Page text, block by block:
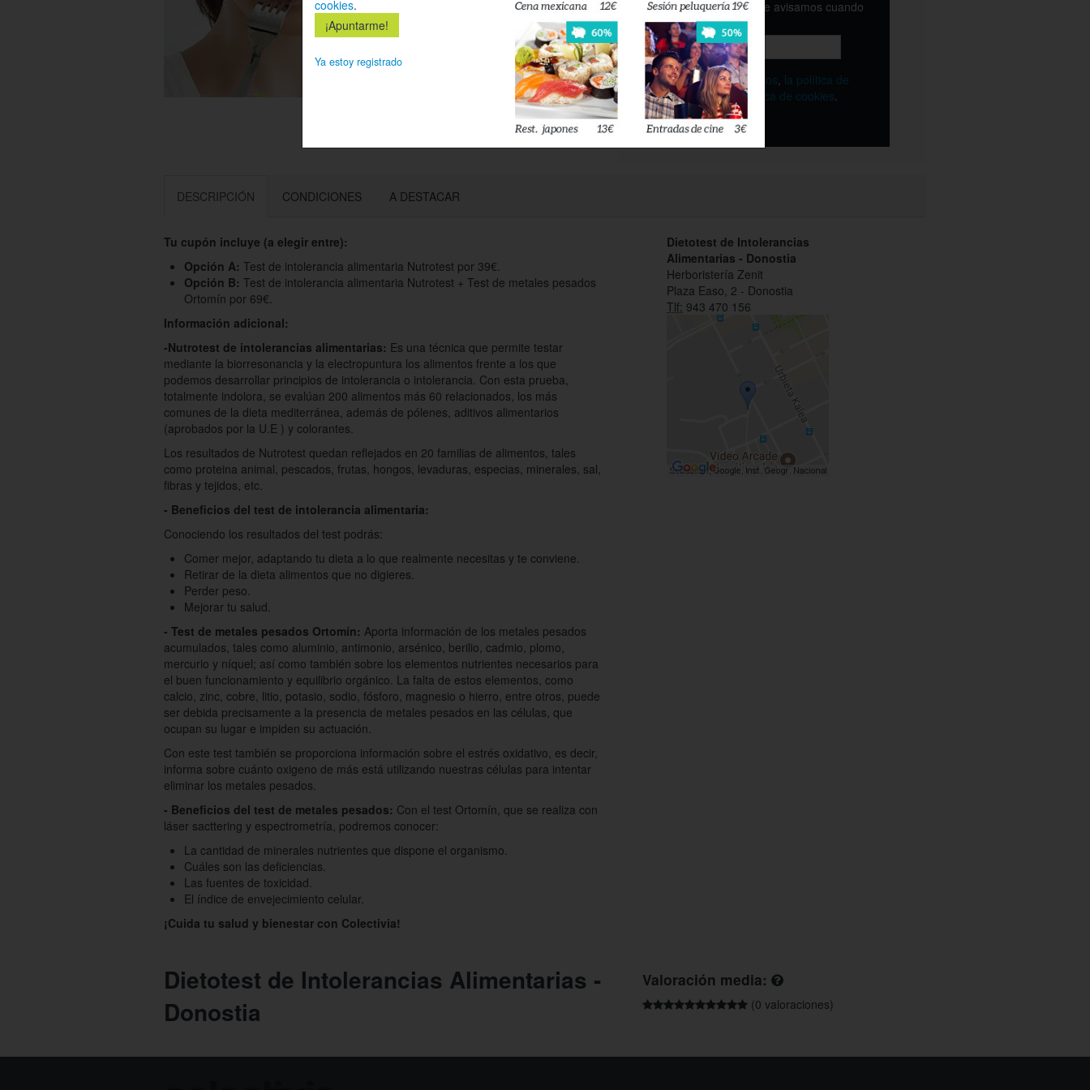
Déjanos tu email y te avisamos cuando
esté disponible
Acepto lostérminos, la política de
privacidadyla política de cookies.
DESCRIPCIÓN CONDICIONES A DESTACAR
Tu cupón incluye (a elegir entre):
Opción A: Test de intolerancia alimentaria Nutrotest por 39€.
Opción B: Test de intolerancia alimentaria Nutrotest + Test de metales pesados
Ortomín por 69€.
Información adicional:
-Nutrotest de intolerancias alimentarias: Es una técnica que permite testar
mediante la biorresonancia y la electropuntura los alimentos frente a los que
podemos desarrollar principios de intolerancia o intolerancia. Con esta prueba,
totalmente indolora, se evalúan 200 alimentos más 60 relacionados, los más
comunes de la dieta mediterránea, además de pólenes, aditivos alimentarios
(aprobados por la U.E ) y colorantes.
Los resultados de Nutrotest quedan reflejados en 20 familias de alimentos, tales
como proteina animal, pescados, frutas, hongos, levaduras, especias, minerales, sal,
fibras y tejidos, etc.
- Beneficios del test de intolerancia alimentaria:
Conociendo los resultados del test podrás:
Comer mejor, adaptando tu dieta a lo que realmente necesitas y te conviene.
Retirar de la dieta alimentos que no digieres.
Perder peso.
Mejorar tu salud.
- Test de metales pesados Ortomín: Aporta información de los metales pesados
acumulados, tales como aluminio, antimonio, arsénico, berilio, cadmio, plomo,
mercurio y níquel; así como también sobre los elementos nutrientes necesarios para
el buen funcionamiento y equilibrio orgánico. La falta de estos elementos, como
calcio, zinc, cobre, litio, potasio, sodio, fósforo, magnesio o hierro, entre otros, puede
ser debida precisamente a la presencia de metales pesados en las células, que
ocupan su lugar e impiden su actuación.
Con este test también se proporciona información sobre el estrés oxidativo, es decir,
informa sobre cuánto oxigeno de más está utilizando nuestras células para intentar
eliminar los metales pesados.
- Beneficios del test de metales pesados: Con el test Ortomín, que se realiza con
láser sacttering y espectrometría, podremos conocer:
La cantidad de minerales nutrientes que dispone el organismo.
Cuáles son las deficiencias.
Las fuentes de toxicidad.
El índice de envejecimiento celular.
¡Cuida tu salud y bienestar con Colectivia!
Dietotest de Intolerancias
Alimentarias - Donostia
Herboristería Zenit
Plaza Easo, 2 - Donostia
Tlf: 943 470 156
Dietotest de Intolerancias Alimentarias -
Donostia
Valoración media:
(0 valoraciones)
cookies.
Ya estoy registrado